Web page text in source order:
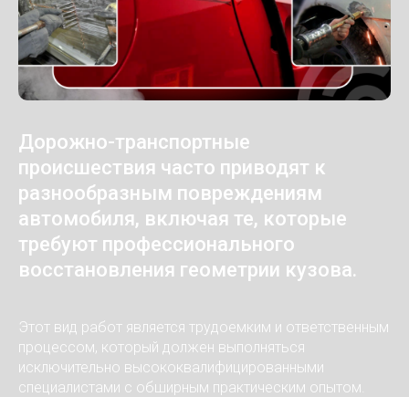
Дорожно-транспортные
происшествия часто приводят к
разнообразным повреждениям
автомобиля, включая те, которые
требуют профессионального
восстановления геометрии кузова.
Этот вид работ является трудоемким и ответственным
процессом, который должен выполняться
исключительно высококвалифицированными
специалистами с обширным практическим опытом.